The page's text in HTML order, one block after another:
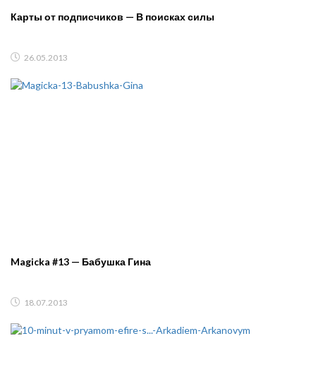
Карты от подписчиков — В поисках силы
26.05.2013
Magicka #13 — Бабушка Гина
18.07.2013